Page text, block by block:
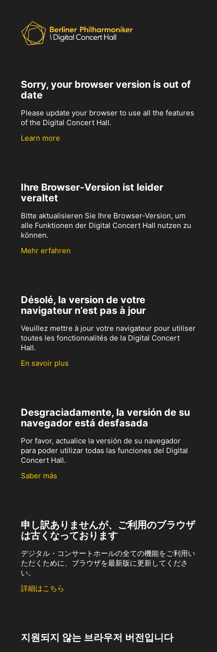
Sorry, your browser version is out of
date
Please update your browser to use all the features
of the Digital Concert Hall.
Learn more
Ihre Browser-Version ist leider
veraltet
Bitte aktualisieren Sie Ihre Browser-Version, um
alle Funktionen der Digital Concert Hall nutzen zu
können.
Mehr erfahren
Désolé, la version de votre
navigateur n’est pas à jour
Veuillez mettre à jour votre navigateur pour utiliser
toutes les fonctionnalités de la Digital Concert
Hall.
En savoir plus
Desgraciadamente, la versión de su
navegador está desfasada
Por favor, actualice la versión de su navegador
para poder utilizar todas las funciones del Digital
Concert Hall.
Saber más
申し訳ありませんが、ご利用のブラウザ
は古くなっております
デジタル・コンサートホールの全ての機能をご利用い
ただくために、ブラウザを最新版に更新してくださ
い。
詳細はこちら
지원되지 않는 브라우저 버전입니다